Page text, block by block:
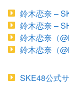
鈴木恋奈 –
鈴木恋奈 –
鈴木恋奈（
鈴木恋奈（
SKE48公式